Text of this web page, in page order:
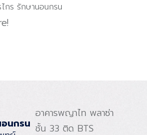
กร รักษานอนกรน
นกรน
อาคารพญาไท พลาซ่า
ชั้น 33 ติด BTS